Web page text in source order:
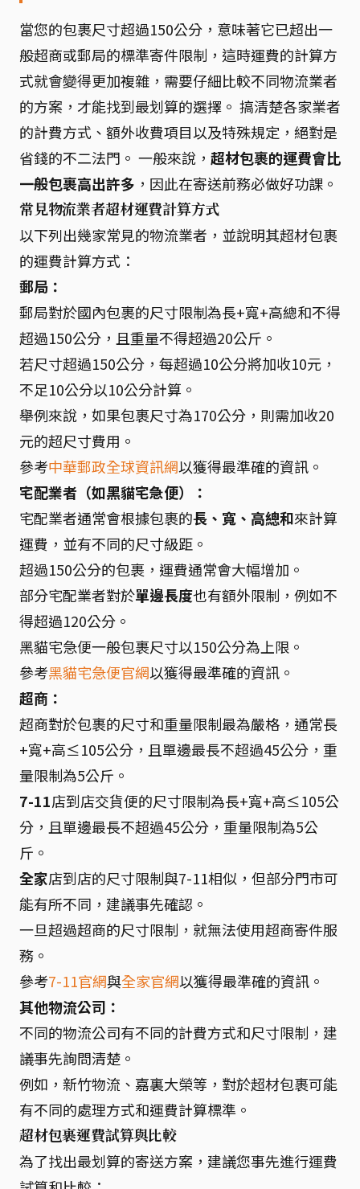
當您的包裹尺寸超過150公分，意味著它已超出一
般超商或郵局的標準寄件限制，這時運費的計算方
式就會變得更加複雜，需要仔細比較不同物流業者
的方案，才能找到最划算的選擇。 搞清楚各家業者
的計費方式、額外收費項目以及特殊規定，絕對是
省錢的不二法門。 一般來說， 超材包裹的運費會比
一般包裹高出許多 ，因此在寄送前務必做好功課。
常見物流業者超材運費計算方式
以下列出幾家常見的物流業者，並說明其超材包裹
的運費計算方式：
郵局：
郵局對於國內包裹的尺寸限制為長+寬+高總和不得
超過150公分，且重量不得超過20公斤。
若尺寸超過150公分，每超過10公分將加收10元，
不足10公分以10公分計算。
舉例來說，如果包裹尺寸為170公分，則需加收20
元的超尺寸費用。
參考中華郵政全球資訊網以獲得最準確的資訊。
宅配業者（如黑貓宅急便）：
宅配業者通常會根據包裹的長、寬、高總和來計算
運費，並有不同的尺寸級距。
超過150公分的包裹，運費通常會大幅增加。
部分宅配業者對於單邊長度也有額外限制，例如不
得超過120公分。
黑貓宅急便一般包裹尺寸以150公分為上限。
參考黑貓宅急便官網以獲得最準確的資訊。
超商：
超商對於包裹的尺寸和重量限制最為嚴格，通常長
+寬+高≤105公分，且單邊最長不超過45公分，重
量限制為5公斤。
7-11店到店交貨便的尺寸限制為長+寬+高≤105公
分，且單邊最長不超過45公分，重量限制為5公
斤。
全家店到店的尺寸限制與7-11相似，但部分門市可
能有所不同，建議事先確認。
一旦超過超商的尺寸限制，就無法使用超商寄件服
務。
參考7-11官網與全家官網以獲得最準確的資訊。
其他物流公司：
不同的物流公司有不同的計費方式和尺寸限制，建
議事先詢問清楚。
例如，新竹物流、嘉裏大榮等，對於超材包裹可能
有不同的處理方式和運費計算標準。
超材包裹運費試算與比較
為了找出最划算的寄送方案，建議您事先進行運費